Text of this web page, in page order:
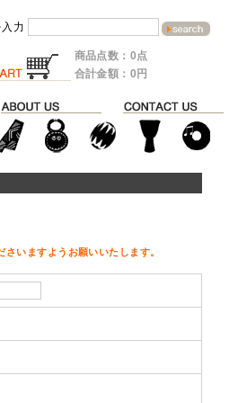
力
商品点数：0点
合計金額：0円
いますようお願いいたします。